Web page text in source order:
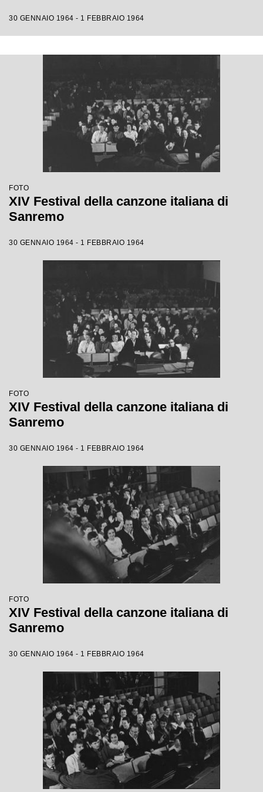
30 GENNAIO 1964 - 1 FEBBRAIO 1964
FOTO
XIV Festival della canzone italiana di
Sanremo
30 GENNAIO 1964 - 1 FEBBRAIO 1964
FOTO
XIV Festival della canzone italiana di
Sanremo
30 GENNAIO 1964 - 1 FEBBRAIO 1964
FOTO
XIV Festival della canzone italiana di
Sanremo
30 GENNAIO 1964 - 1 FEBBRAIO 1964